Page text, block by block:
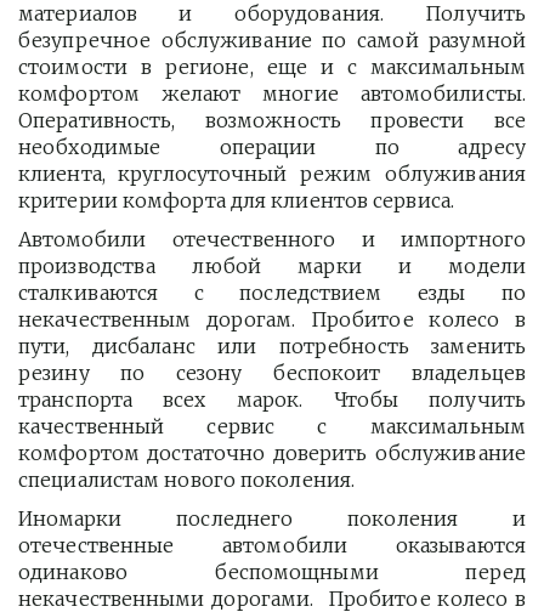
материалов и оборудования. Получить
безупречное обслуживание по самой разумной
стоимости в регионе, еще и с максимальным
комфортом желают многие автомобилисты.
Оперативность, возможность провести все
необходимые операции по адресу
клиента, круглосуточный режим облуживания
критерии комфорта для клиентов сервиса.
Автомобили отечественного и импортного
производства любой марки и модели
сталкиваются с последствием езды по
некачественным дорогам. Пробитое колесо в
пути, дисбаланс или потребность заменить
резину по сезону беспокоит владельцев
транспорта всех марок. Чтобы получить
качественный сервис с максимальным
комфортом достаточно доверить обслуживание
специалистам нового поколения.
Иномарки последнего поколения и
отечественные автомобили оказываются
одинаково беспомощными перед
некачественными дорогами. Пробитое колесо в